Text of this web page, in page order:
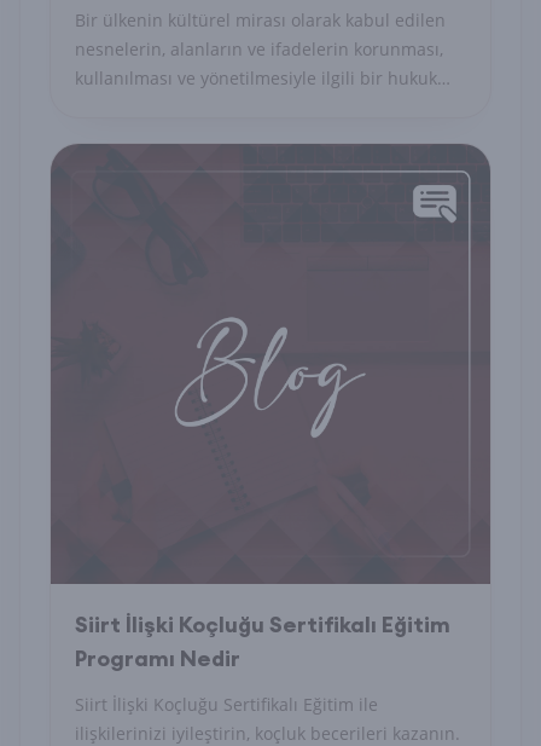
Bir ülkenin kültürel mirası olarak kabul edilen
nesnelerin, alanların ve ifadelerin korunması,
kullanılması ve yönetilmesiyle ilgili bir hukuk
Siirt İlişki Koçluğu Sertifikalı Eğitim
Programı Nedir
Siirt İlişki Koçluğu Sertifikalı Eğitim ile
ilişkilerinizi iyileştirin, koçluk becerileri kazanın.